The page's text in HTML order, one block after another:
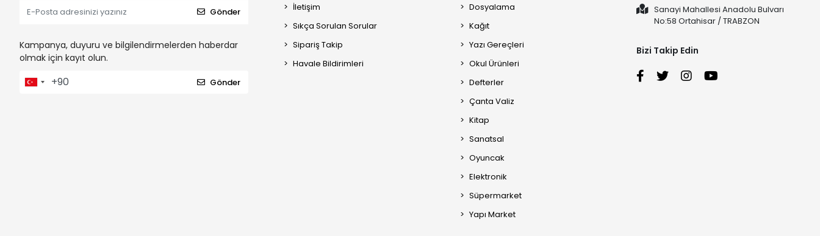
Gönder
Kampanya, duyuru ve bilgilendirmelerden haberdar
olmak için kayıt olun.
Gönder
İletişim
Sıkça Sorulan Sorular
Sipariş Takip
Havale Bildirimleri
Dosyalama
Kağıt
Yazı Gereçleri
Okul Ürünleri
Defterler
Çanta Valiz
Kitap
Sanatsal
Oyuncak
Elektronik
Süpermarket
Yapı Market
Sanayi Mahallesi Anadolu Bulvarı
No:58 Ortahisar / TRABZON
Bizi Takip Edin